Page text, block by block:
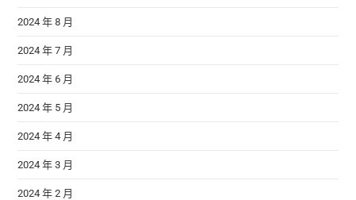
2024 年 8 月
2024 年 7 月
2024 年 6 月
2024 年 5 月
2024 年 4 月
2024 年 3 月
2024 年 2 月